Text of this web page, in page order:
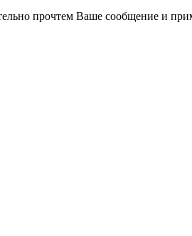
прочтем Ваше сообщение и